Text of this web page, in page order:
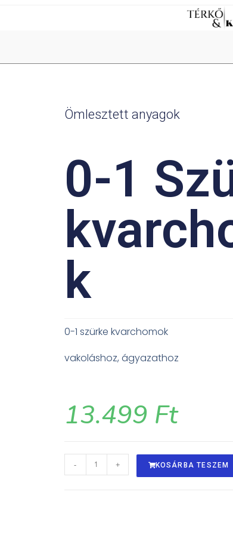
Ömlesztett anyagok
0-1
k
0-1 szürke kvarchomok
vakoláshoz, ágyazathoz
13.499 Ft
- + KOSÁRBA TESZEM